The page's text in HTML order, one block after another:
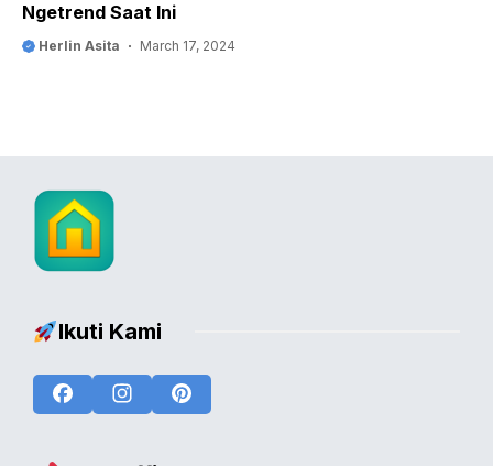
Ngetrend Saat Ini
Herlin Asita March 17, 2024
Ikuti Kami
FacebookInstagram